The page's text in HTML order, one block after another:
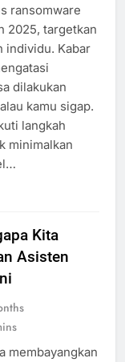
ransomware
2025, targetkan
individu. Kabar
dilakukan
kamu sigap.
langkah
minimalkan
Kita
Asisten
membayangkan